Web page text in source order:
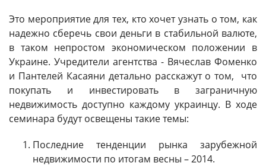
Это мероприятие для тех, кто хочет узнать о том, как
надежно сберечь свои деньги в стабильной валюте,
в таком непростом экономическом положении в
Украине. Учредители агентства - Вячеслав Фоменко
и Пантелей Касаяни детально расскажут о том, что
покупать и инвестировать в заграничную
недвижимость доступно каждому украинцу. В ходе
семинара будут освещены такие темы:
Последние тенденции рынка зарубежной
недвижимости по итогам весны – 2014.